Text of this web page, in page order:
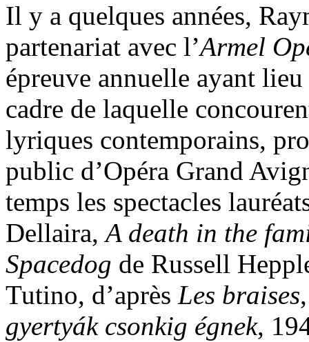
Il y a quelques années,
partenariat avec l’Armel
épreuve annuelle ayant
cadre de laquelle
lyriques contemporains,
public d’Opéra Grand
temps les spectacles
Dellaira,A death in the
Spacedog de Russell
Tutino, d’après Les braises
gyertyák csonkig égnek,